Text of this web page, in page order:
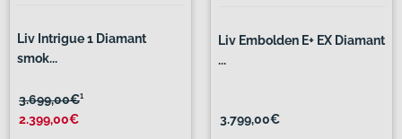
Liv Intrigue 1 Diamant
smok...
3.699,00€¹
2.399,00€
Liv Embolden E+ EX Diamant
...
3.799,00€